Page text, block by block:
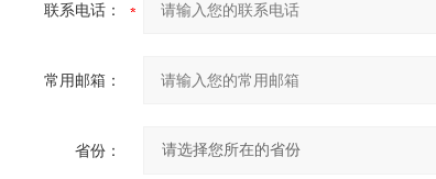
联系电话：
常用邮箱：
省份：